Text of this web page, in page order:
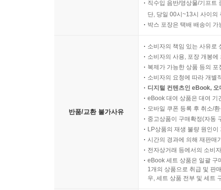
직수입 음반/영상물/기프트
단, 당일 00시~13시 사이의
박스 포장은 택배 배송이
반품/교환 불가사유
소비자의 책임 있는 사유로
소비자의 사용, 포장 개봉
복제가 가능한 상품 등의
소비자의 요청에 따라 개별
디지털 컨텐츠인 eBook,
eBook 대여 상품은 대여 기
모바일 쿠폰 등록 후 취소/
중고상품이 구매확정(자동
LP상품의 재생 불량 원인
시간의 경과에 의해 재판매
전자상거래 등에서의 소비
eBook 세트 상품은 일괄 구
1개의 상품으로 취급 및 판
우, 세트 상품 전부 및 세트